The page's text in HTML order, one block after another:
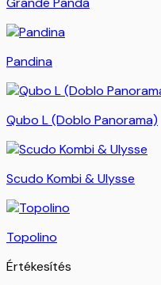
Pandina
Qubo L (Doblo Panorama)
Scudo Kombi & Ulysse
Topolino
Értékesítés